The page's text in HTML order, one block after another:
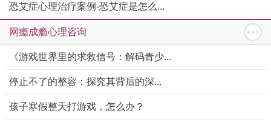
恐艾症心理治疗案例-恐艾症是怎么...
网瘾成瘾心理咨询
《游戏世界里的求救信号：解码青少...
停止不了的整容：探究其背后的深...
孩子寒假整天打游戏，怎么办？